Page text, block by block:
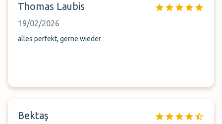
Thomas Laubis
19/02/2026
alles perfekt, gerne wieder
Bektaş